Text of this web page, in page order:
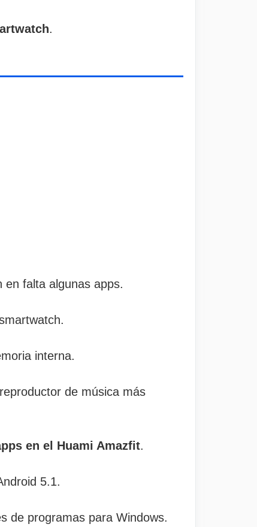
.
falta algunas apps.
interna.
de música más
en el Huami Amazfit.
5.1.
de programas para Windows.